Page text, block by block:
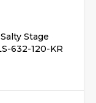
Stage
632-120-KR